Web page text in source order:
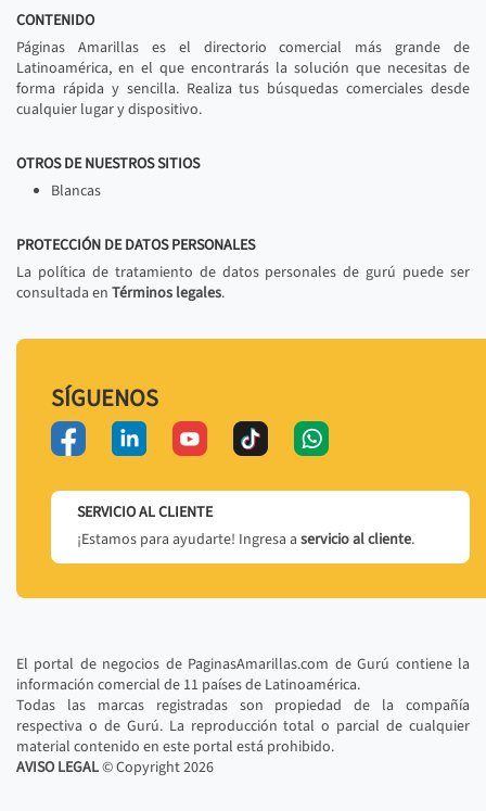
CONTENIDO
Páginas Amarillas es el directorio comercial más grande de
Latinoamérica, en el que encontrarás la solución que necesitas de
forma rápida y sencilla. Realiza tus búsquedas comerciales desde
cualquier lugar y dispositivo.
OTROS DE NUESTROS SITIOS
Blancas
PROTECCIÓN DE DATOS PERSONALES
La política de tratamiento de datos personales de gurú puede ser
consultada en Términos legales.
SÍGUENOS
SERVICIO AL CLIENTE
¡Estamos para ayudarte! Ingresa a servicio al cliente.
El portal de negocios de PaginasAmarillas.com de Gurú contiene la
información comercial de 11 países de Latinoamérica.
Todas las marcas registradas son propiedad de la compañía
respectiva o de Gurú. La reproducción total o parcial de cualquier
material contenido en este portal está prohibido.
AVISO LEGAL© Copyright2026